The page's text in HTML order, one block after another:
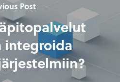
Post
integroida